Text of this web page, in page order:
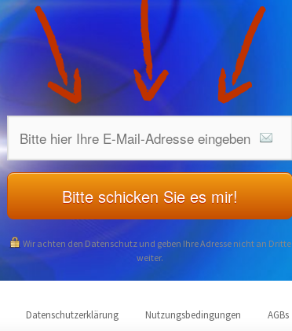
Bitte schicken Sie es mir!
Wir achten den Datenschutz und geben Ihre Adresse nicht an Dritte
weiter.
Datenschutzerklärung Nutzungsbedingungen AGBs